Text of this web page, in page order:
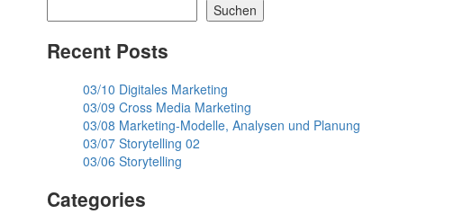
Suchen
Recent Posts
03/10 Digitales Marketing
03/09 Cross Media Marketing
03/08 Marketing-Modelle, Analysen und Planung
03/07 Storytelling 02
03/06 Storytelling
Categories